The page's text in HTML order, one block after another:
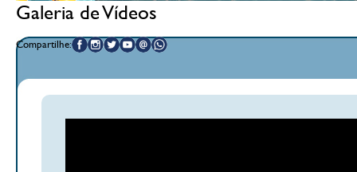
Galeria de Vídeos
Compartilhe: